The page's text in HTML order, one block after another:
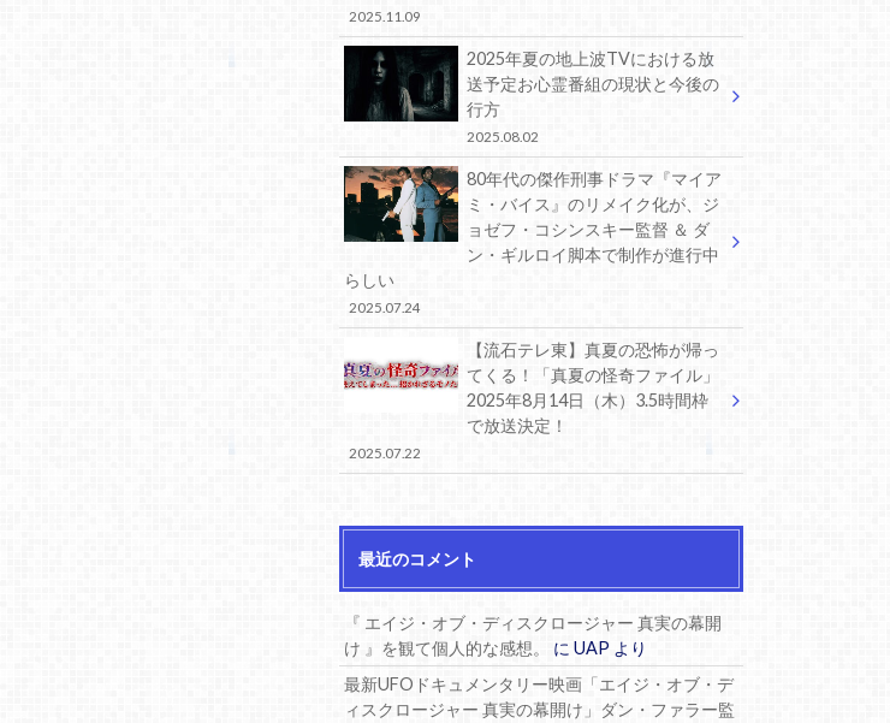
2025.11.09
2025年夏の地上波TVにおける放
送予定お心霊番組の現状と今後の
行方
2025.08.02
80年代の傑作刑事ドラマ『マイア
ミ・バイス』のリメイク化が、ジ
ョゼフ・コシンスキー監督 ＆ ダ
ン・ギルロイ脚本で制作が進行中
らしい
2025.07.24
【流石テレ東】真夏の恐怖が帰っ
てくる！「真夏の怪奇ファイル」
2025年8月14日（木）3.5時間枠
で放送決定！
2025.07.22
最近のコメント
『 エイジ・オブ・ディスクロージャー 真実の幕開
け 』を観て個人的な感想。
にUAP より
最新UFOドキュメンタリー映画「エイジ・オブ・デ
ィスクロージャー 真実の幕開け」ダン・ファラー監